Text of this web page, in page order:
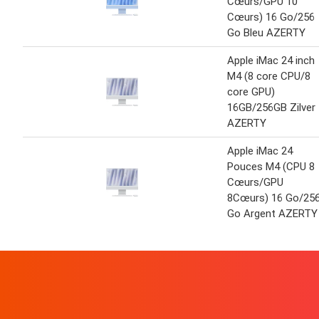
Cœurs) 16 Go/256
Go Bleu AZERTY
Apple iMac 24 inch
M4 (8 core CPU/8
core GPU)
16GB/256GB Zilver
AZERTY
Apple iMac 24
Pouces M4 (CPU 8
Cœurs/GPU
8Cœurs) 16 Go/
Go Argent AZERTY